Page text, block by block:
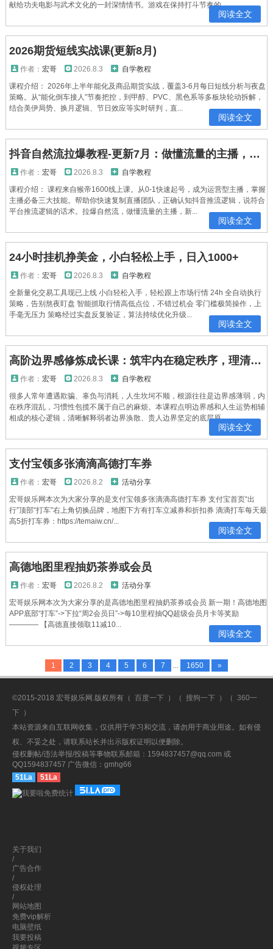
献给功夫电影与武术文化的一封深情情书。游戏在保持打斗节奏的...
阅读全文
2026期货短线实战课(更新8月)
作者： 宏哥 2026.8.3
自学教程
课程介绍： 2026年上半年能化及商品期货实战，覆盖3-6月每日短线分析与夜盘
策略。从“能化倒车接人”节奏把控，到甲醇、PVC、黑色系等多板块轮动拆解，
结合美伊局势、换月逻辑、节日效应等实时研判，直...
阅读全文
抖音自然流拉爆教程-更新7月：做懂流量的主播，新规适配+持续更新，话术+投放+起号一站式实战教学
作者： 宏哥 2026.8.3
自学教程
课程介绍： 课程来自猴帝1600线上课。从0-1快速起号，成为运营型主播，掌握
主播必备三大技能。帮助你快速复制直播团队，正确认知抖音推流逻辑，说符合
平台推流逻辑的话术。拉爆自然流，做懂流量的主播，新...
阅读全文
24小时挂机挣美金，小白轻松上手，日入1000+
作者： 宏哥 2026.8.3
自学教程
全新量化交易工具现已上线 小白轻松入手，轻松跟上市场行情 24h 全自动执行
策略，告别熬夜盯盘 智能抓取行情高低点位，不错过机会 零门槛极简操作，上
手毫无压力 策略经过实盘反复验证，算法持续优化升级...
阅读全文
高阶边界感修炼成长课：筑牢内在稳定秩序，理清人际界限改写自身人生运势
作者： 宏哥 2026.8.3
自学教程
很多人常年遭遇欺骗、辜负与消耗，人生坎坷不顺，根源往往是边界感薄弱，内
在秩序混乱，习惯性包揽不属于自己的麻烦。本课程点明边界感和人生运势相辅
相成的核心逻辑，清晰解释弱者边界涣散、贵人边界坚定的底层原...
阅读全文
支付宝领多张滴滴高德打车券
作者： 宏哥 2026.8.2
活动分享
宏哥娱乐网本次为大家分享的是支付宝领多张滴滴高德打车券 支付宝首页“出
行”顶部“打车”右上角切换品牌，地图下方有打车立减券和折扣券 滴滴打车每天最
高5折打车券：https://temaiw.cn/...
阅读全文
高德地图里程抽奶茶券或会员
作者： 宏哥 2026.8.2
活动分享
宏哥娱乐网本次为大家分享的是高德地图里程抽奶茶券或会员 新一期！高德地图
APP底部“打车”->下拉“周2会员日”->每10里程抽QQ超级会员月卡等奖励
———— 【高德直接领取11减10...
阅读全文
1 2 3 4 5 6 7 ... 1650 »
©2015-2018 宏哥娱乐网.版权所有（ 百度一下 ）（ 搜狗一下 ）（ 360一
下 ）
本站资源来自互联网收集，仅供用于学习和交流，请勿用于商业用途。如有侵
权、不妥之处，请联系站长并出示版权证明以便删除。
侵权删帖/违法举报/投稿等事物联系邮箱：1594837457@qq.com 或
QQ1594837457 广告微信：gmhg66
51La
51La
关于我们
/
广告合作
/
侵权处理
/
网站地图
免费vip解析
电脑壁纸
我要投稿